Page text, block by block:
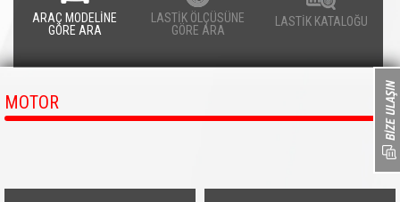
ARAÇ MODELİNE
GÖRE ARA
LASTİK ÖLÇÜSÜNE
GÖRE ARA
LASTİK KATALOĞU
MOTOR